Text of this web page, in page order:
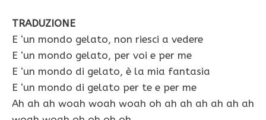
TRADUZIONE
E ‘un mondo gelato, non riesci a vedere
E ‘un mondo gelato, per voi e per me
E ‘un mondo di gelato, è la mia fantasia
E ‘un mondo di gelato per te e per me
Ah ah ah woah woah woah oh ah ah ah ah ah ah